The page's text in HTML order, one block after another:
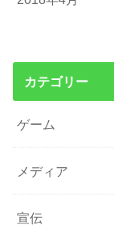
カテゴリー
ゲーム
メディア
宣伝